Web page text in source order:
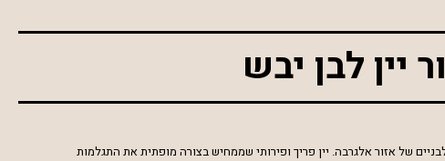
יין לבן יבש
של אזור אלגרבה. יין פריך ופירותי שממחיש בצורה מופתית את התגלמות